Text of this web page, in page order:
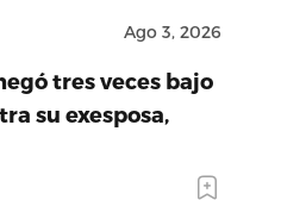
Ago 3, 2026
tres veces bajo
su exesposa,